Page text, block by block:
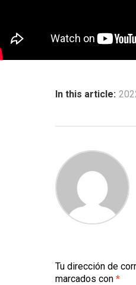
In this article:
Tu dirección de
marcados con *